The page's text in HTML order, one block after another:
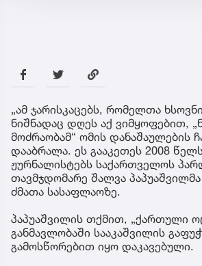
„ამ ჯარისკაცებს, რომელთა
ნიშნადაც დღეს აქ ვიმყოფებით,
მოძრაობამ“ ომის დანაშაულების
დააბრალა. ეს გააკეთეს 2008
ჟურნალისტებს საქართველოს
თავმჯდომარე შალვა
ძმათა სასაფლაოზე.
პაპუაშვილის თქმით, „ქართული
განმავლობაში სააკაშვილის
გამოსწორებით იყო დაკავებული.